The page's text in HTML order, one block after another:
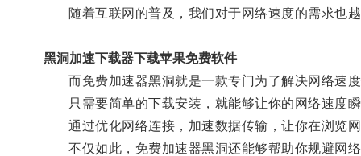
随着互联网的普及，我们对于网络速度的需求也
黑洞加速下载器下载苹果免费软件
而免费加速器黑洞就是一款专门为了解决网络速度
只需要简单的下载安装，就能够让你的网络速度
通过优化网络连接，加速数据传输，让你在浏览网
不仅如此，免费加速器黑洞还能够帮助你规避网络